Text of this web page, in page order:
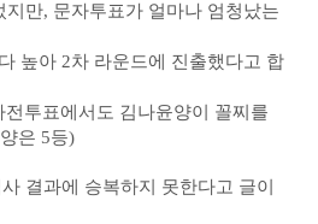
만, 문자투표가 얼마나 엄청났는
높아 2차 라운드에 진출했다고 합
투표에서도 김나윤양이 꼴찌를
은 5등)
결과에 승복하지 못한다고 글이